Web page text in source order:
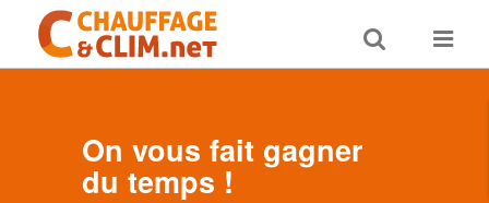
Toggle
search
Toggle
On vous fait gagner
du temps !